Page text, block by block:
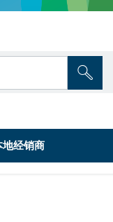
石切割片，
经销商